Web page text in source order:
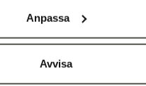
Anpassa
Avvisaav professionell